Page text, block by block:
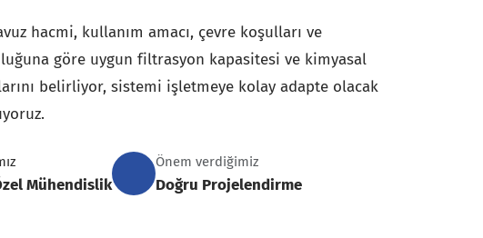
hacmi, kullanım amacı, çevre koşulları ve
göre uygun filtrasyon kapasitesi ve kimyasal
belirliyor, sistemi işletmeye kolay adapte olacak
Mühendislik
Önem verdiğimiz
Doğru Projelendirme